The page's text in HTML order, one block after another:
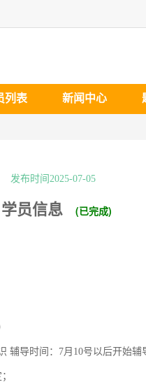
列表 新闻中心
发布时间2025-07-05
学员信息 (已完成)
辅导时间：7月10号以后开始